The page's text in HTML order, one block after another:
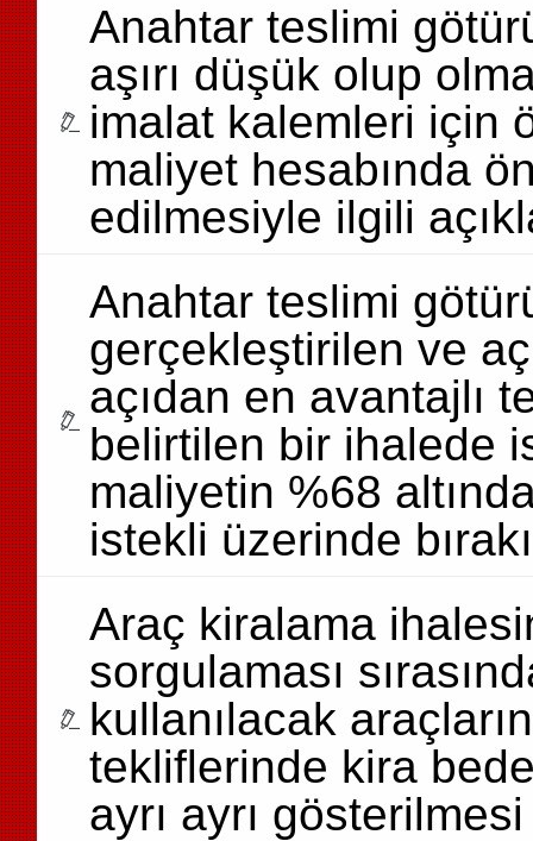
Anahtar teslimi
aşırı düşük olup
imalat kalemleri için
maliyet hesabında
edilmesiyle ilgili
Anahtar teslimi
gerçekleştirilen ve
açıdan en avantajlı
belirtilen bir ihalede
maliyetin %68
istekli üzerinde
Araç kiralama
sorgulaması
kullanılacak
tekliflerinde kira
ayrı ayrı